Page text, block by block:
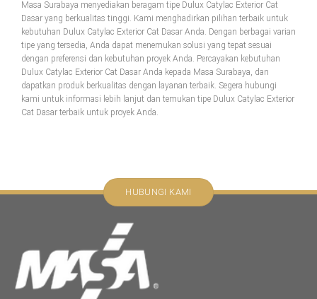
Masa Surabaya menyediakan beragam tipe Dulux Catylac Exterior Cat
Dasar yang berkualitas tinggi. Kami menghadirkan pilihan terbaik untuk
kebutuhan Dulux Catylac Exterior Cat Dasar Anda. Dengan berbagai varian
tipe yang tersedia, Anda dapat menemukan solusi yang tepat sesuai
dengan preferensi dan kebutuhan proyek Anda. Percayakan kebutuhan
Dulux Catylac Exterior Cat Dasar Anda kepada Masa Surabaya, dan
dapatkan produk berkualitas dengan layanan terbaik. Segera hubungi
kami untuk informasi lebih lanjut dan temukan tipe Dulux Catylac Exterior
Cat Dasar terbaik untuk proyek Anda.
HUBUNGI KAMI